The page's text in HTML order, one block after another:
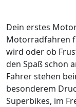
Dein erstes
Motorradfahren
wird oder ob
den Spaß schon
Fahrer stehen
besonderem
Superbikes, im